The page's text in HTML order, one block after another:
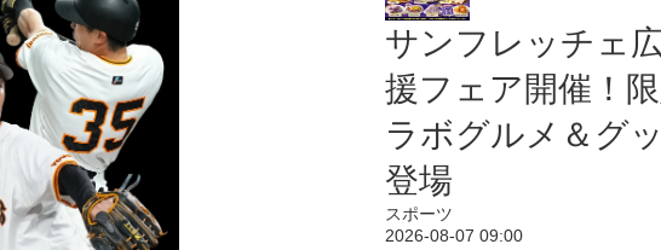
サンフレッチェ
援フェア開催！
ラボグルメ＆グ
登場
スポーツ
2026-08-07 09:00